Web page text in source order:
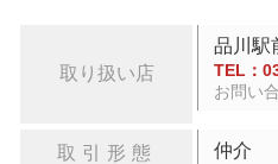
取り扱い店
品川駅
TEL：
お問い
取引形態 仲介